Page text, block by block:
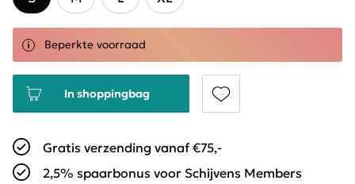
Beperkte voorraad
In shoppingbag
Gratis verzending vanaf €75,-
2,5% spaarbonus voor Schijvens Members